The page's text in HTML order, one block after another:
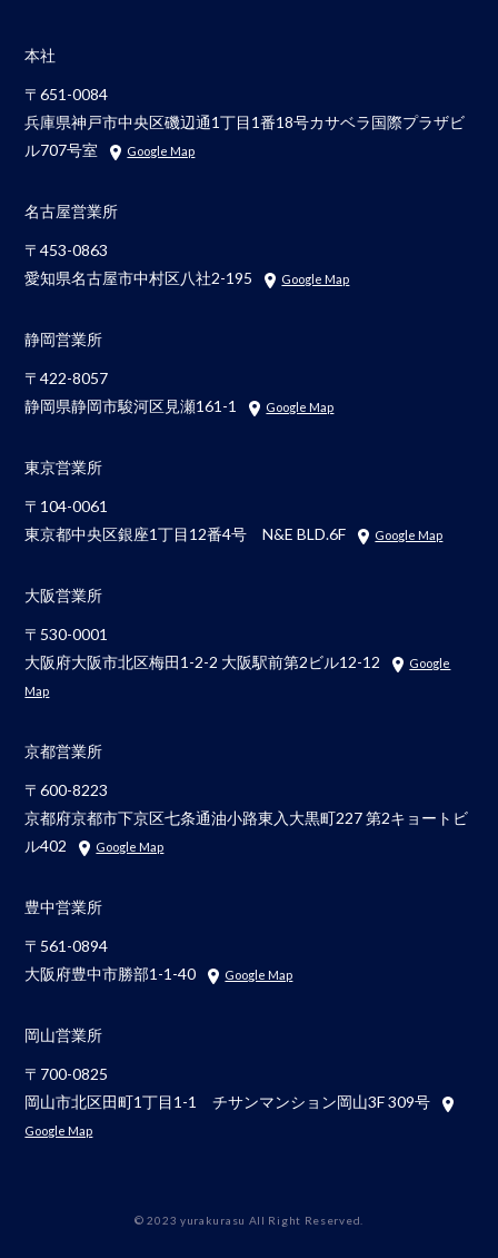
本社
〒651-0084
兵庫県神戸市中央区磯辺通1丁目1番18号カサベラ国際プラザビ
ル707号室
Google Map
名古屋営業所
〒453-0863
愛知県名古屋市中村区八社2-195
Google Map
静岡営業所
〒422-8057
静岡県静岡市駿河区見瀬161-1
Google Map
東京営業所
〒104-0061
東京都中央区銀座1丁目12番4号 N&E BLD.6F
Google Map
大阪営業所
〒530-0001
大阪府大阪市北区梅田1-2-2 大阪駅前第2ビル12-12
Google
Map
京都営業所
〒600-8223
京都府京都市下京区七条通油小路東入大黒町227 第2キョートビ
ル402
Google Map
豊中営業所
〒561-0894
大阪府豊中市勝部1-1-40
Google Map
岡山営業所
〒700-0825
岡山市北区田町1丁目1-1 チサンマンション岡山3F 309号
Google Map
© 2023 yurakurasu All Right Reserved.